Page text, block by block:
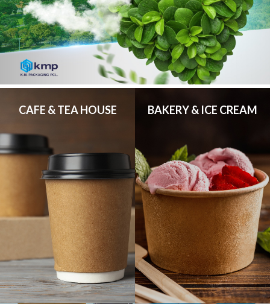
CAFE & TEA HOUSE BAKERY & ICE CREAM